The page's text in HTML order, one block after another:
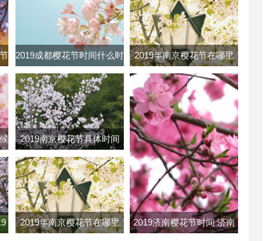
2019成都樱花节时间什么时
候 成都樱花节时间地点门
票
2019南京樱花节具体时间
2019南京鸡鸣寺樱花几月开
2019年南京樱花节在哪里
2019年南京樱花节在哪里
南京各大樱花节地址路线及
门票
2019济南樱花节时间 济南